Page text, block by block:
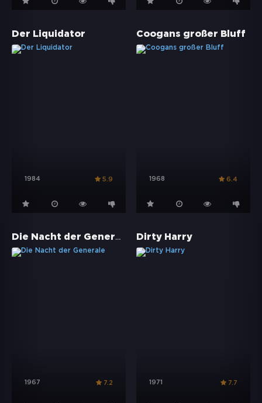
Der Liquidator
1984 5.9
Coogans großer Bluff
1968 6.4
Die Nacht der Generale
1967 7.2
Dirty Harry
1971 7.7